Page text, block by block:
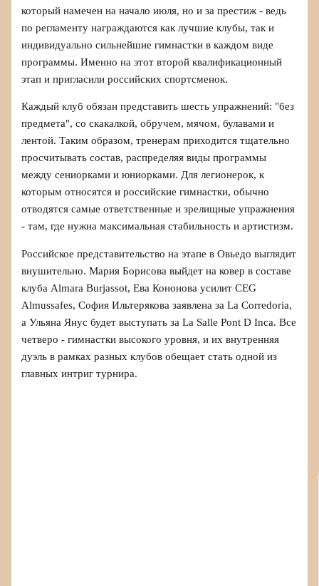
который намечен на начало июля, но и за престиж - ведь
по регламенту награждаются как лучшие клубы, так и
индивидуально сильнейшие гимнастки в каждом виде
программы. Именно на этот второй квалификационный
этап и пригласили российских спортсменок.
Каждый клуб обязан представить шесть упражнений: "без
предмета", со скакалкой, обручем, мячом, булавами и
лентой. Таким образом, тренерам приходится тщательно
просчитывать состав, распределяя виды программы
между сениорками и юниорками. Для легионерок, к
которым относятся и российские гимнастки, обычно
отводятся самые ответственные и зрелищные упражнения
- там, где нужна максимальная стабильность и артистизм.
Российское представительство на этапе в Овьедо выглядит
внушительно. Мария Борисова выйдет на ковер в составе
клуба Almara Burjassot, Ева Кононова усилит CEG
Almussafes, София Ильтерякова заявлена за La Corredoria,
а Ульяна Янус будет выступать за La Salle Pont D Inca. Все
четверо - гимнастки высокого уровня, и их внутренняя
дуэль в рамках разных клубов обещает стать одной из
главных интриг турнира.